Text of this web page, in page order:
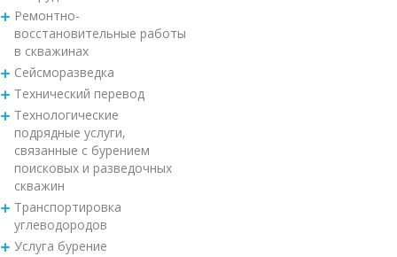
Ремонтно-
восстановительные работы
в скважинах
Сейсморазведка
Технический перевод
Технологические
подрядные услуги,
связанные с бурением
поисковых и разведочных
скважин
Транспортировка
углеводородов
Услуга бурение